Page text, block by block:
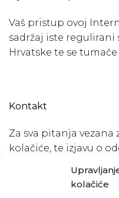
kolačiće
Vaš pristup ovoj
sadržaj iste regulirani
Hrvatske te se
Kontakt
Za sva pitanja
kolačiće, te izjavu o
ili putem